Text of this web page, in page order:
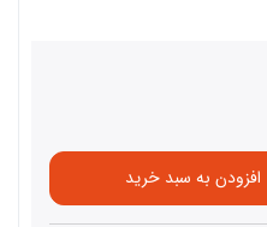
افزودن به سبد خرید